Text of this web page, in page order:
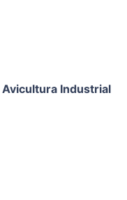
Avicultura Industrial